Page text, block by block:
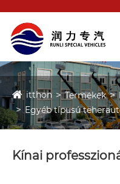
itthon Termékek
Egyéb típusú
Kínai